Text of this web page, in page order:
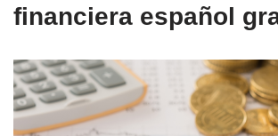
financiera español